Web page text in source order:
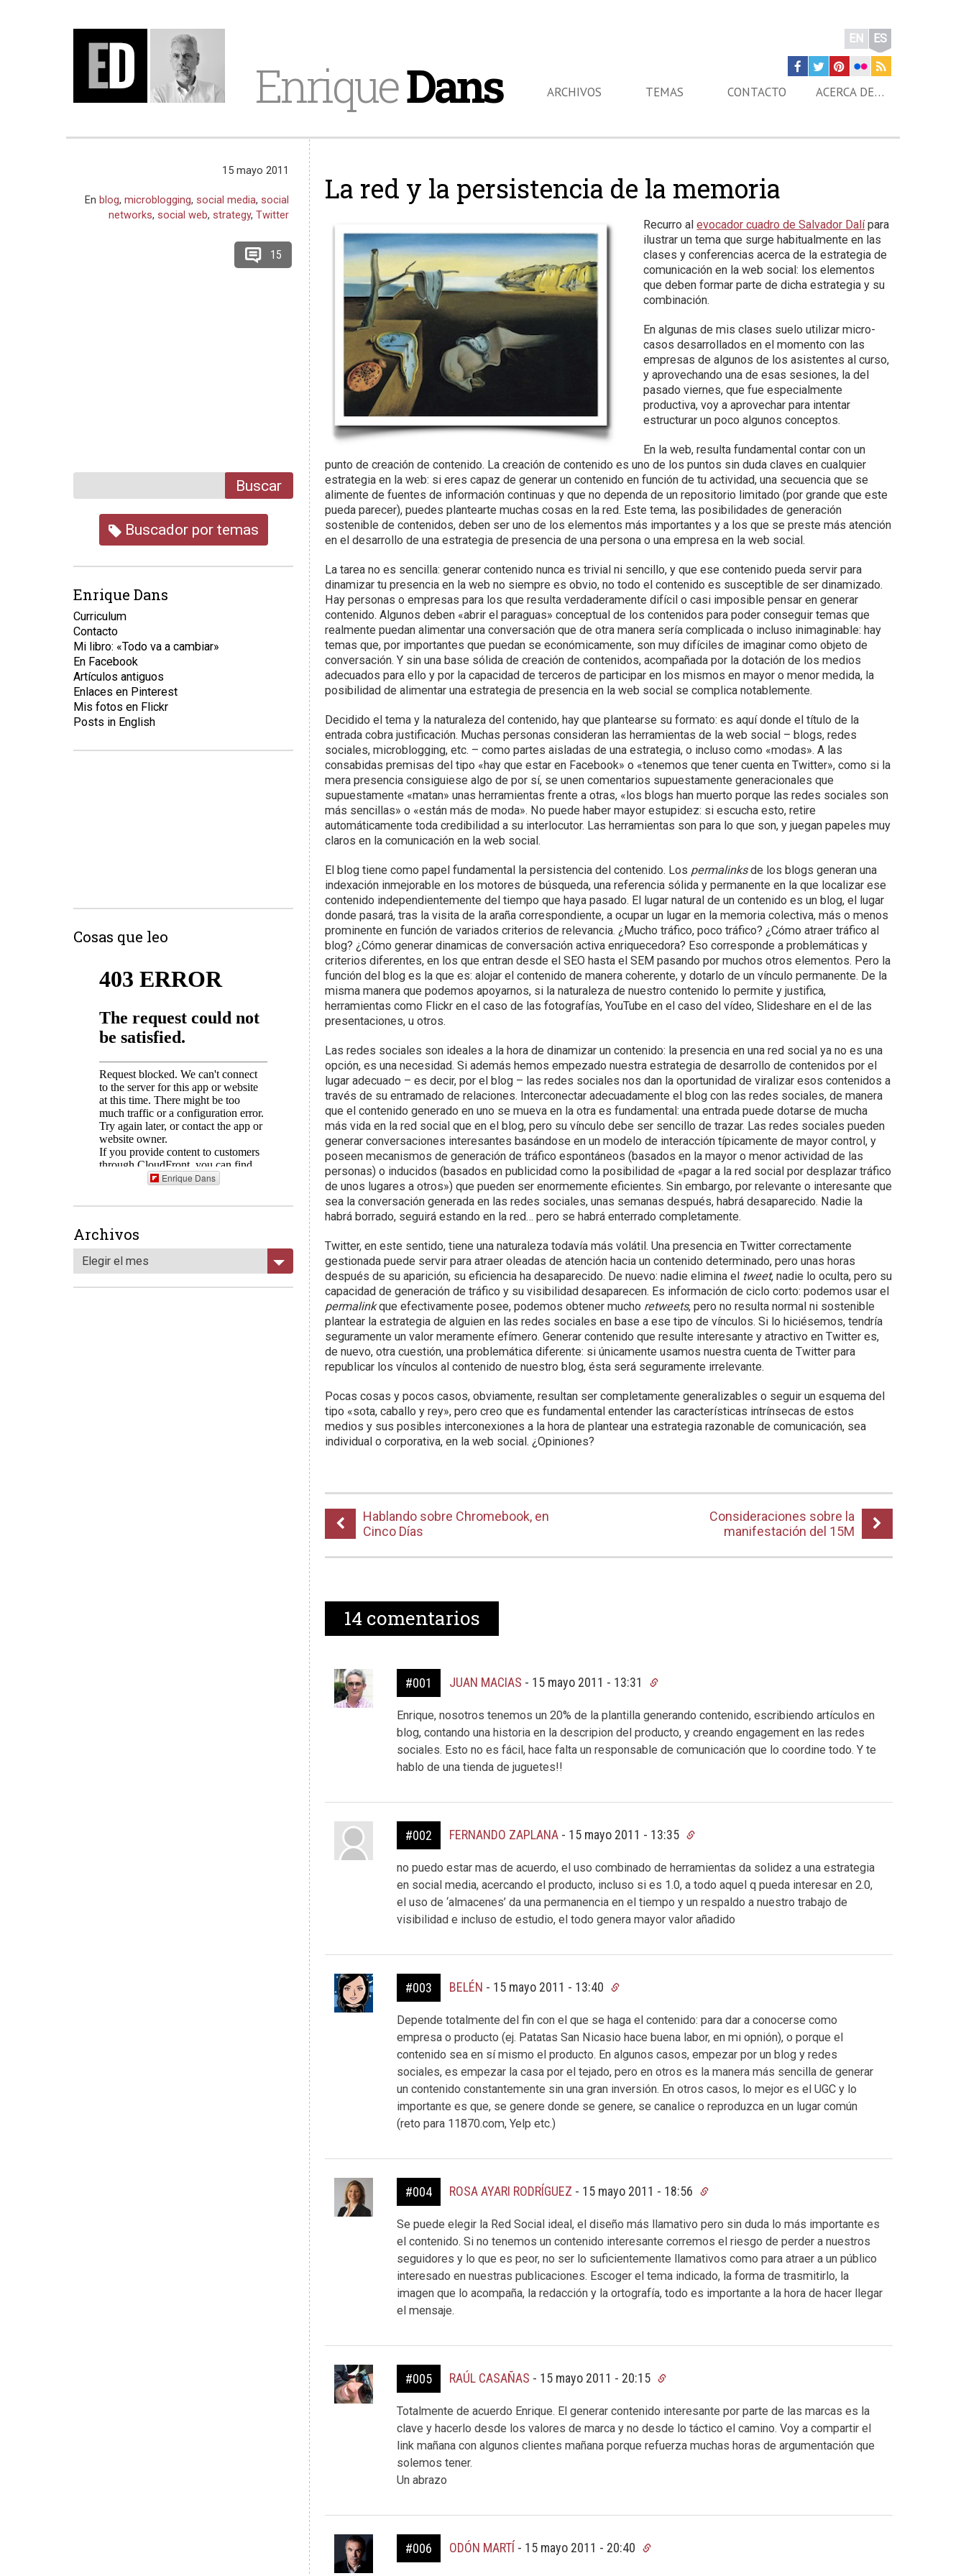
EnriqueDans
EN ES
ARCHIVOS TEMAS CONTACTO ACERCA DE…
La red y la persistencia de la memoria
Recurro alevocador cuadro de Salvador Dalípara
ilustrar un tema que surge habitualmente en las
clases y conferencias acerca de la estrategia de
comunicación en la web social: los elementos
que deben formar parte de dicha estrategia y su
combinación.
En algunas de mis clases suelo utilizar micro-
casos desarrollados en el momento con las
empresas de algunos de los asistentes al curso,
y aprovechando una de esas sesiones, la del
pasado viernes, que fue especialmente
productiva, voy a aprovechar para intentar
estructurar un poco algunos conceptos.
En la web, resulta fundamental contar con un
punto de creación de contenido. La creación de contenido es uno de los puntos sin duda claves en cualquier
estrategia en la web: si eres capaz de generar un contenido en función de tu actividad, una secuencia que se
alimente de fuentes de información continuas y que no dependa de un repositorio limitado (por grande que este
pueda parecer), puedes plantearte muchas cosas en la red. Este tema, las posibilidades de generación
sostenible de contenidos, deben ser uno de los elementos más importantes y a los que se preste más atención
en el desarrollo de una estrategia de presencia de una persona o una empresa en la web social.
La tarea no es sencilla: generar contenido nunca es trivial ni sencillo, y que ese contenido pueda servir para
dinamizar tu presencia en la web no siempre es obvio, no todo el contenido es susceptible de ser dinamizado.
Hay personas o empresas para los que resulta verdaderamente difícil o casi imposible pensar en generar
contenido. Algunos deben «abrir el paraguas» conceptual de los contenidos para poder conseguir temas que
realmente puedan alimentar una conversación que de otra manera sería complicada o incluso inimaginable: hay
temas que, por importantes que puedan se económicamente, son muy difíciles de imaginar como objeto de
conversación. Y sin una base sólida de creación de contenidos, acompañada por la dotación de los medios
adecuados para ello y por la capacidad de terceros de participar en los mismos en mayor o menor medida, la
posibilidad de alimentar una estrategia de presencia en la web social se complica notablemente.
Decidido el tema y la naturaleza del contenido, hay que plantearse su formato: es aquí donde el título de la
entrada cobra justificación. Muchas personas consideran las herramientas de la web social – blogs, redes
sociales, microblogging, etc. – como partes aisladas de una estrategia, o incluso como «modas». A las
consabidas premisas del tipo «hay que estar en Facebook» o «tenemos que tener cuenta en Twitter», como si la
mera presencia consiguiese algo de por sí, se unen comentarios supuestamente generacionales que
supuestamente «matan» unas herramientas frente a otras, «los blogs han muerto porque las redes sociales son
más sencillas» o «están más de moda». No puede haber mayor estupidez: si escucha esto, retire
automáticamente toda credibilidad a su interlocutor. Las herramientas son para lo que son, y juegan papeles muy
claros en la comunicación en la web social.
El blog tiene como papel fundamental la persistencia del contenido. Los permalinksde los blogs generan una
indexación inmejorable en los motores de búsqueda, una referencia sólida y permanente en la que localizar ese
contenido independientemente del tiempo que haya pasado. El lugar natural de un contenido es un blog, el lugar
donde pasará, tras la visita de la araña correspondiente, a ocupar un lugar en la memoria colectiva, más o menos
prominente en función de variados criterios de relevancia. ¿Mucho tráfico, poco tráfico? ¿Cómo atraer tráfico al
blog? ¿Cómo generar dinamicas de conversación activa enriquecedora? Eso corresponde a problemáticas y
criterios diferentes, en los que entran desde el SEO hasta el SEM pasando por muchos otros elementos. Pero la
función del blog es la que es: alojar el contenido de manera coherente, y dotarlo de un vínculo permanente. De la
misma manera que podemos apoyarnos, si la naturaleza de nuestro contenido lo permite y justifica,
herramientas como Flickr en el caso de las fotografías, YouTube en el caso del vídeo, Slideshare en el de las
presentaciones, u otros.
Las redes sociales son ideales a la hora de dinamizar un contenido: la presencia en una red social ya no es una
opción, es una necesidad. Si además hemos empezado nuestra estrategia de desarrollo de contenidos por el
lugar adecuado – es decir, por el blog – las redes sociales nos dan la oportunidad de viralizar esos contenidos a
través de su entramado de relaciones. Interconectar adecuadamente el blog con las redes sociales, de manera
que el contenido generado en uno se mueva en la otra es fundamental: una entrada puede dotarse de mucha
más vida en la red social que en el blog, pero su vínculo debe ser sencillo de trazar. Las redes sociales pueden
generar conversaciones interesantes basándose en un modelo de interacción típicamente de mayor control, y
poseen mecanismos de generación de tráfico espontáneos (basados en la mayor o menor actividad de las
personas) o inducidos (basados en publicidad como la posibilidad de «pagar a la red social por desplazar tráfico
de unos lugares a otros») que pueden ser enormemente eficientes. Sin embargo, por relevante o interesante que
sea la conversación generada en las redes sociales, unas semanas después, habrá desaparecido. Nadie la
habrá borrado, seguirá estando en la red… pero se habrá enterrado completamente.
Twitter, en este sentido, tiene una naturaleza todavía más volátil. Una presencia en Twitter correctamente
gestionada puede servir para atraer oleadas de atención hacia un contenido determinado, pero unas horas
después de su aparición, su eficiencia ha desaparecido. De nuevo: nadie elimina el tweet, nadie lo oculta, pero su
capacidad de generación de tráfico y su visibilidad desaparecen. Es información de ciclo corto: podemos usar el
permalinkque efectivamente posee, podemos obtener mucho retweets, pero no resulta normal ni sostenible
plantear la estrategia de alguien en las redes sociales en base a ese tipo de vínculos. Si lo hiciésemos, tendría
seguramente un valor meramente efímero. Generar contenido que resulte interesante y atractivo en Twitter es,
de nuevo, otra cuestión, una problemática diferente: si únicamente usamos nuestra cuenta de Twitter para
republicar los vínculos al contenido de nuestro blog, ésta será seguramente irrelevante.
Pocas cosas y pocos casos, obviamente, resultan ser completamente generalizables o seguir un esquema del
tipo «sota, caballo y rey», pero creo que es fundamental entender las características intrínsecas de estos
medios y sus posibles interconexiones a la hora de plantear una estrategia razonable de comunicación, sea
individual o corporativa, en la web social. ¿Opiniones?
Hablando sobre Chromebook, en
Cinco Días
Consideraciones sobre la
manifestación del 15M
14 comentarios
#001 JUAN MACIAS - 15 mayo 2011 - 13:31
Enrique, nosotros tenemos un 20% de la plantilla generando contenido, escribiendo artículos en
blog, contando una historia en la descripion del producto, y creando engagement en las redes
sociales. Esto no es fácil, hace falta un responsable de comunicación que lo coordine todo. Y te
hablo de una tienda de juguetes!!
#002 FERNANDO ZAPLANA- 15 mayo 2011 - 13:35
no puedo estar mas de acuerdo, el uso combinado de herramientas da solidez a una estrategia
en social media, acercando el producto, incluso si es 1.0, a todo aquel q pueda interesar en 2.0,
el uso de ‘almacenes’ da una permanencia en el tiempo y un respaldo a nuestro trabajo de
visibilidad e incluso de estudio, el todo genera mayor valor añadido
#003 BELÉN - 15 mayo 2011 - 13:40
Depende totalmente del fin con el que se haga el contenido: para dar a conocerse como
empresa o producto (ej. Patatas San Nicasio hace buena labor, en mi opnión), o porque el
contenido sea en sí mismo el producto. En algunos casos, empezar por un blog y redes
sociales, es empezar la casa por el tejado, pero en otros es la manera más sencilla de generar
un contenido constantemente sin una gran inversión. En otros casos, lo mejor es el UGC y lo
importante es que, se genere donde se genere, se canalice o reproduzca en un lugar común
(reto para 11870.com, Yelp etc.)
#004 ROSA AYARI RODRÍGUEZ - 15 mayo 2011 - 18:56
Se puede elegir la Red Social ideal, el diseño más llamativo pero sin duda lo más importante es
el contenido. Si no tenemos un contenido interesante corremos el riesgo de perder a nuestros
seguidores y lo que es peor, no ser lo suficientemente llamativos como para atraer a un público
interesado en nuestras publicaciones. Escoger el tema indicado, la forma de trasmitirlo, la
imagen que lo acompaña, la redacción y la ortografía, todo es importante a la hora de hacer llegar
el mensaje.
#005 RAÚL CASAÑAS - 15 mayo 2011 - 20:15
Totalmente de acuerdo Enrique. El generar contenido interesante por parte de las marcas es la
clave y hacerlo desde los valores de marca y no desde lo táctico el camino. Voy a compartir el
link mañana con algunos clientes mañana porque refuerza muchas horas de argumentación que
solemos tener.
Un abrazo
#006 ODÓN MARTÍ - 15 mayo 2011 - 20:40
15 mayo 2011
Enblog,microblogging, social media, social
networks, social web, strategy,Twitter
15
Buscar
Buscador por temas
Enrique Dans
Curriculum
Contacto
Mi libro: «Todo va a cambiar»
En Facebook
Artículos antiguos
Enlaces en Pinterest
Mis fotos en Flickr
Posts in English
Cosas que leo
Enrique Dans
Archivos
Elegir el mes